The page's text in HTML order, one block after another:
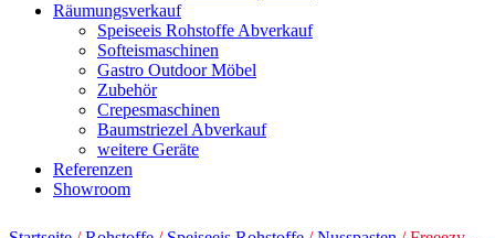
Räumungsverkauf
Speiseeis Rohstoffe Abverkauf
Softeismaschinen
Gastro Outdoor Möbel
Zubehör
Crepesmaschinen
Baumstriezel Abverkauf
weitere Geräte
Referenzen
Showroom